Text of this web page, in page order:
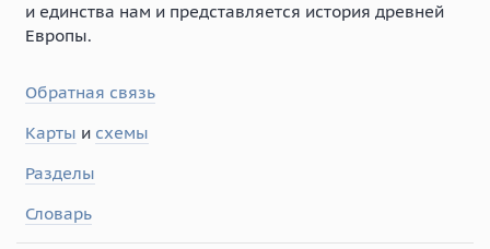
и единства нам и представляется история древней
Европы.
Обратная связь
Карты и схемы
Разделы
Словарь